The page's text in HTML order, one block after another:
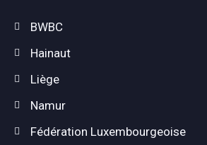
BWBC
Hainaut
Liège
Namur
Fédération Luxembourgeoise